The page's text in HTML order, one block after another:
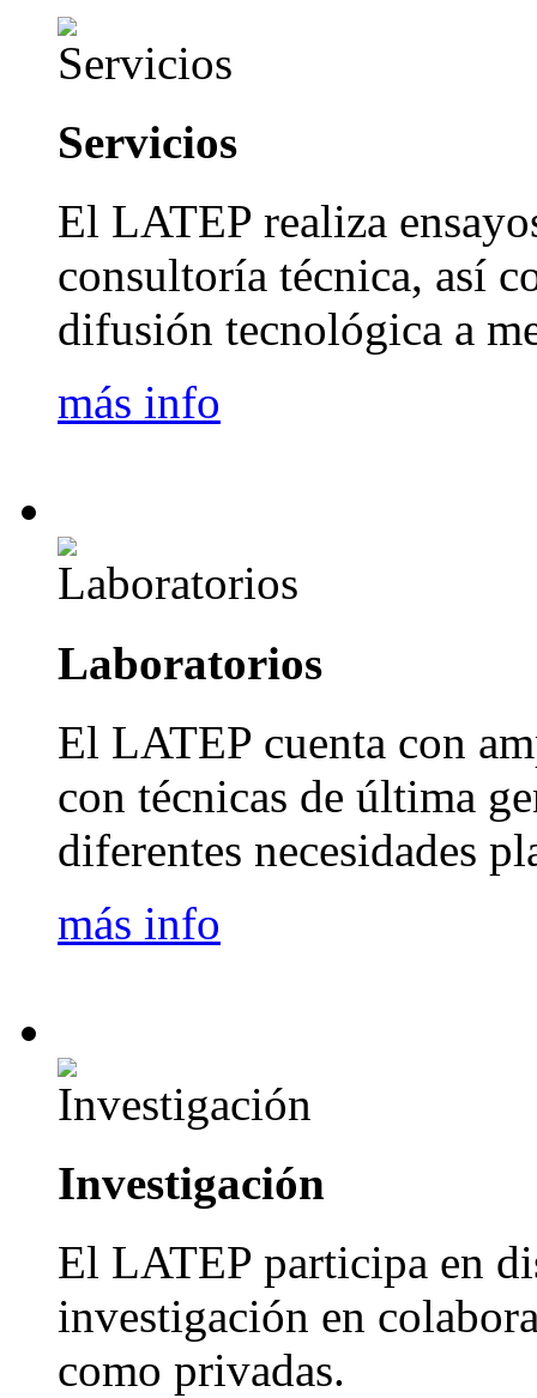
Servicios
El LATEP realiza
consultoría técnica, así
difusión tecnológica a
más info
Laboratorios
El LATEP cuenta con
con técnicas de última
diferentes necesidades
más info
Investigación
El LATEP participa en
investigación en
como privadas.